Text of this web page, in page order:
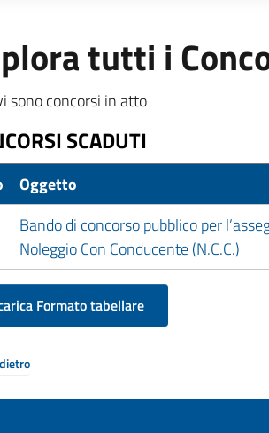
tutti i
sono concorsi in atto
SCADUTI
Oggetto
Bando di concorso pubblico per
Noleggio Con Conducente (N.C.C.)
Formato tabellare